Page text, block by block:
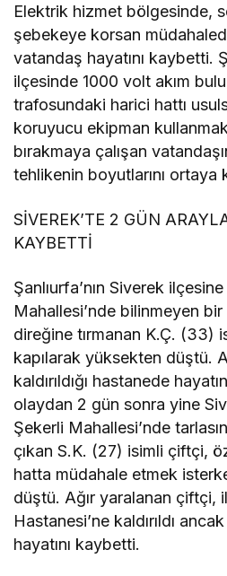
Elektrik hizmet bölgesinde,
şebekeye korsan
vatandaş hayatını kaybetti.
ilçesinde 1000 volt akım
trafosundaki harici hattı
koruyucu ekipman
bırakmaya çalışan
tehlikenin boyutlarını ortaya
SİVEREK’TE 2 GÜN
KAYBETTİ
Şanlıurfa’nın Siverek
Mahallesi’nde bilinmeyen
direğine tırmanan K.Ç. (33)
kapılarak yüksekten düştü.
kaldırıldığı hastanede
olaydan 2 gün sonra yine
Şekerli Mahallesi’nde
çıkan S.K. (27) isimli çiftçi,
hatta müdahale etmek
düştü. Ağır yaralanan çiftçi,
Hastanesi’ne kaldırıldı
hayatını kaybetti.